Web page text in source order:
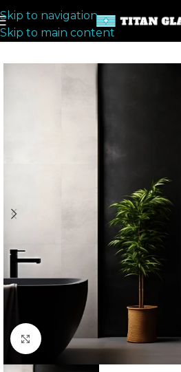
Skip to navigation
Skip to main content
Click to enlarge